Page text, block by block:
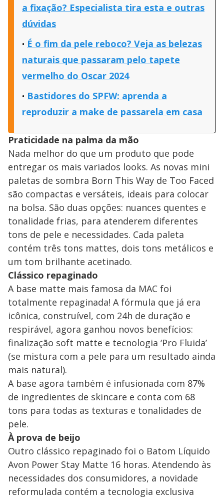
a fixação? Especialista tira esta e outras
dúvidas
É o fim da pele reboco? Veja as belezas
naturais que passaram pelo tapete
vermelho do Oscar 2024
Bastidores do SPFW: aprenda a
reproduzir a make de passarela em casa
Praticidade na palma da mão
Nada melhor do que um produto que pode
entregar os mais variados looks. As novas mini
paletas de sombra Born This Way de Too Faced
são compactas e versáteis, ideais para colocar
na bolsa. São duas opções: nuances quentes e
tonalidade frias, para atenderem diferentes
tons de pele e necessidades. Cada paleta
contém três tons mattes, dois tons metálicos e
um tom brilhante acetinado.
Clássico repaginado
A base matte mais famosa da MAC foi
totalmente repaginada! A fórmula que já era
icônica, construível, com 24h de duração e
respirável, agora ganhou novos benefícios:
finalização soft matte e tecnologia ‘Pro Fluida’
(se mistura com a pele para um resultado ainda
mais natural).
A base agora também é infusionada com 87%
de ingredientes de skincare e conta com 68
tons para todas as texturas e tonalidades de
pele.
À prova de beijo
Outro clássico repaginado foi o Batom Líquido
Avon Power Stay Matte 16 horas. Atendendo às
necessidades dos consumidores, a novidade
reformulada contém a tecnologia exclusiva